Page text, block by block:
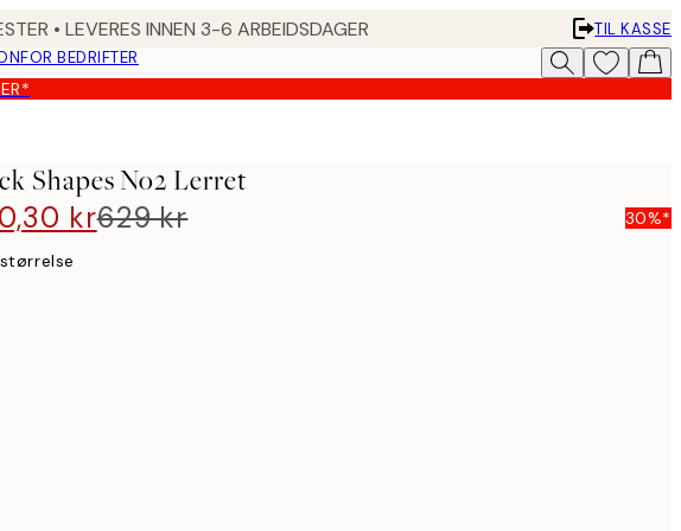
• LEVERES INNEN 3-6 ARBEIDSDAGER
TIL KASSE
FOR BEDRIFTER
Shapes No2 Lerret
kr629 kr 30%*